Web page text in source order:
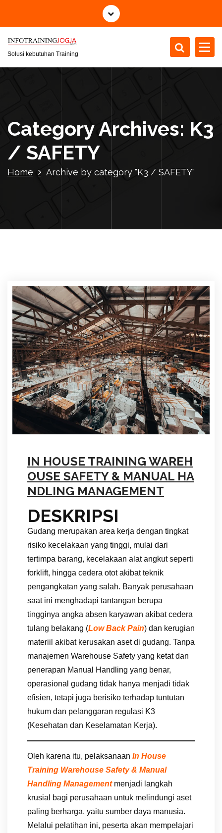
i
Solusi kebutuhan Training
Category Archives: K3
/ SAFETY
Home Archive by category "K3 / SAFETY"
IN HOUSE TRAINING WAREH
OUSE SAFETY & MANUAL HA
NDLING MANAGEMENT
DESKRIPSI
Gudang merupakan area kerja dengan tingkat
risiko kecelakaan yang tinggi, mulai dari
tertimpa barang, kecelakaan alat angkut seperti
forklift, hingga cedera otot akibat teknik
pengangkatan yang salah. Banyak perusahaan
saat ini menghadapi tantangan berupa
tingginya angka absen karyawan akibat cedera
tulang belakang (Low Back Pain) dan kerugian
materiil akibat kerusakan aset di gudang. Tanpa
manajemen Warehouse Safety yang ketat dan
penerapan Manual Handling yang benar,
operasional gudang tidak hanya menjadi tidak
efisien, tetapi juga berisiko terhadap tuntutan
hukum dan pelanggaran regulasi K3
(Kesehatan dan Keselamatan Kerja).
Oleh karena itu, pelaksanaan In House
Training Warehouse Safety & Manual
Handling Managementmenjadi langkah
krusial bagi perusahaan untuk melindungi aset
paling berharga, yaitu sumber daya manusia.
Melalui pelatihan ini, peserta akan mempelajari